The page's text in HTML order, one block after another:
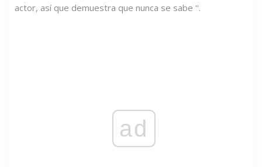
actor, así que demuestra que nunca se sabe ''.
ad